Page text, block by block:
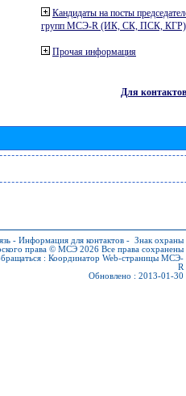
Кандидаты на посты
групп МСЭ-R (ИК, СК, ПСК, КГР)
Прочая информация
Для контактов
- Информация для контактов - Знак охраны
права © МСЭ 2026 Все права сохранены
: Координатор Web-страницы МСЭ-
R
Обновлено : 2013-01-30